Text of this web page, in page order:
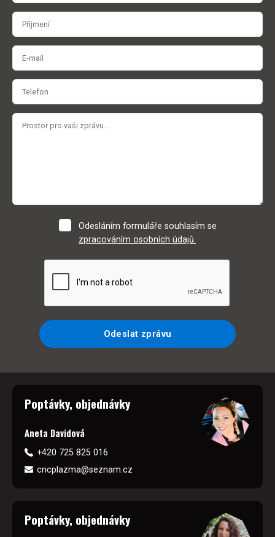
Odesláním formuláře souhlasím se
zpracováním osobních údajů.
Odeslat zprávu
Poptávky, objednávky
Aneta Davidová
+420 725 825 016
cncplazma@seznam.cz
Poptávky, objednávky